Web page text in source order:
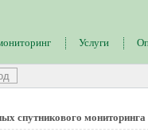
Услуги
спутникового